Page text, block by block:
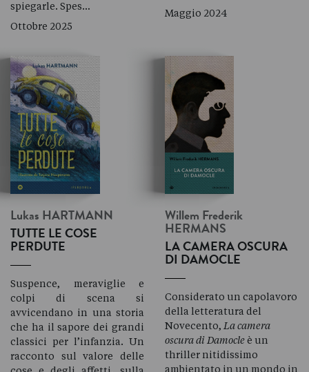
spiegarle. Spes…
Ottobre 2025
Maggio 2024
Lukas HARTMANN
TUTTE LE COSE
PERDUTE
Suspence, meraviglie e
colpi di scena si
avvicendano in una storia
che ha il sapore dei grandi
classici per l’infanzia. Un
racconto sul valore delle
Willem Frederik
HERMANS
LA CAMERA OSCURA
DI DAMOCLE
Considerato un capolavoro
della letteratura del
Novecento, La camera
oscura di Damocleè un
thriller nitidissimo
ambientato in un mondo in